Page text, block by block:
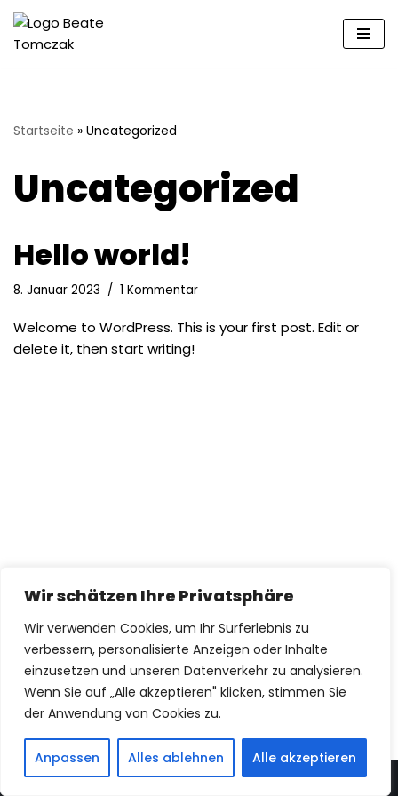
Wir schätzen Ihre Privatsphäre
Wir verwenden Cookies, um Ihr Surferlebnis zu
verbessern, personalisierte Anzeigen oder Inhalte
einzusetzen und unseren Datenverkehr zu analysieren.
Wenn Sie auf „Alle akzeptieren" klicken, stimmen Sie
der Anwendung von Cookies zu.
Anpassen Alles ablehnen Alle akzeptieren
Zum
Startseite » Uncategorized
Uncategorized
Hello world!
8. Januar 2023 1 Kommentar
Welcome to WordPress. This is your first post. Edit or
delete it, then start writing!
Neve| Präsentiert vonWordPress